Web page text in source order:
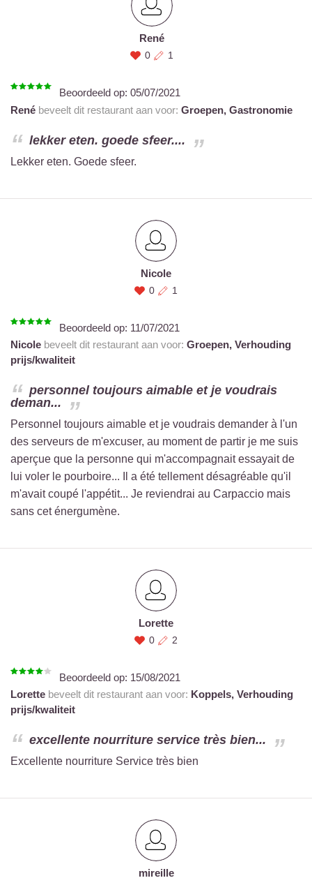
René
0 1
Beoordeeld op: 05/07/2021
René beveelt dit restaurant aan voor: Groepen, Gastronomie
lekker eten. goede sfeer....
Lekker eten. Goede sfeer.
Nicole
0 1
Beoordeeld op: 11/07/2021
Nicole beveelt dit restaurant aan voor: Groepen, Verhouding
prijs/kwaliteit
personnel toujours aimable et je voudrais
deman...
Personnel toujours aimable et je voudrais demander à l'un
des serveurs de m'excuser, au moment de partir je me suis
aperçue que la personne qui m'accompagnait essayait de
lui voler le pourboire... Il a été tellement désagréable qu'il
m'avait coupé l'appétit... Je reviendrai au Carpaccio mais
sans cet énergumène.
Lorette
0 2
Beoordeeld op: 15/08/2021
Lorette beveelt dit restaurant aan voor: Koppels, Verhouding
prijs/kwaliteit
excellente nourriture service très bien...
Excellente nourriture Service très bien
mireille